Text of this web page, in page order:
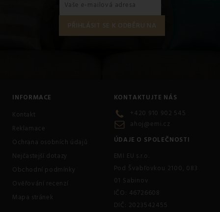
INFORMACE
Kontakt
Reklamace
Ochrana osobních údajů
Nejčastejší dotazy
Obchodní podmínky
Ověřování recenzí
Mapa stránek
KONTAKTUJTE NÁS
+420 910 902 545
ahoj@emi.cz
ÚDAJE O SPOLEČNOSTI
EMI EU s.r.o.
Pod Švabľovkou 2100, 083
01 Sabinov
IČO: 46726608
DIČ: 2023542455